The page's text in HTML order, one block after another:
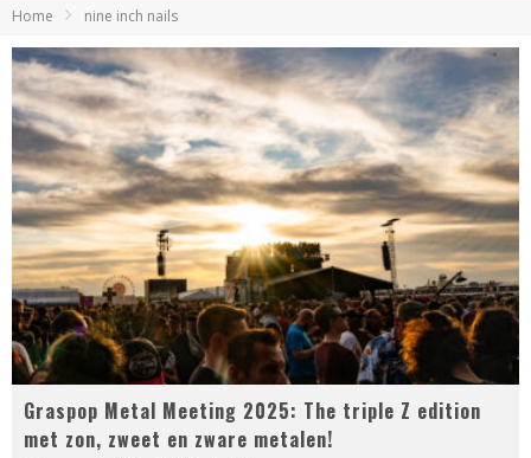
Home nine inch nails
Graspop Metal Meeting 2025: The triple Z edition
met zon, zweet en zware metalen!